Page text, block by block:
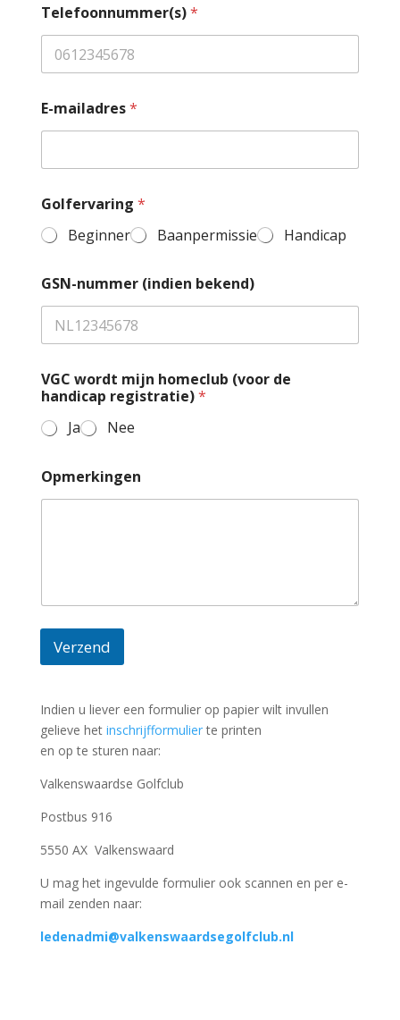
Telefoonnummer(s)*
o
s
c
d
e
*
*
E-mailadres*
Golfervaring *
Beginner
Baanpermissie Handicap
GSN-nummer (indien bekend)
VGC wordt mijn homeclub (voor de
handicap registratie)*
Ja
Nee
Opmerkingen
Verzend
Indien u liever een formulier op papier wilt invullen
gelieve het inschrijfformulierte printen
en op te sturen naar:
Valkenswaardse Golfclub
Postbus 916
5550 AX Valkenswaard
U mag het ingevulde formulier ook scannen en per e-
mail zenden naar:
ledenadmi@valkenswaardsegolfclub.nl